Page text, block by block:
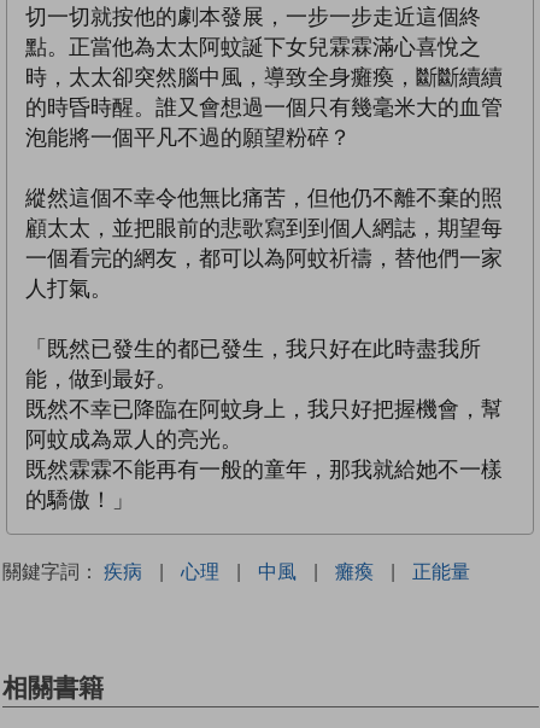
切一切就按他的劇本發展，一步一步走近這個終
點。正當他為太太阿蚊誕下女兒霖霖滿心喜悅之
時，太太卻突然腦中風，導致全身癱瘓，斷斷續續
的時昏時醒。誰又會想過一個只有幾毫米大的血管
泡能將一個平凡不過的願望粉碎？
縱然這個不幸令他無比痛苦，但他仍不離不棄的照
顧太太，並把眼前的悲歌寫到到個人網誌，期望每
一個看完的網友，都可以為阿蚊祈禱，替他們一家
人打氣。
「既然已發生的都已發生，我只好在此時盡我所
能，做到最好。
既然不幸已降臨在阿蚊身上，我只好把握機會，幫
阿蚊成為眾人的亮光。
既然霖霖不能再有一般的童年，那我就給她不一樣
的驕傲！」
關鍵字詞： 疾病 | 心理 | 中風 | 癱瘓 | 正能量
相關書籍